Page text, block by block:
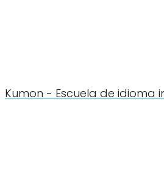
Kumon - Escuela de idioma